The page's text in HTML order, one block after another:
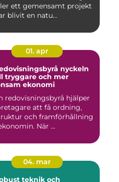
ett gemensamt projekt
blivit en natu...
01. apr
nyckeln
tryggare och mer
ekonomi
redovisningsbyrå hjälper
att få ordning,
och framförhållning
När ...
04. mar
teknik och